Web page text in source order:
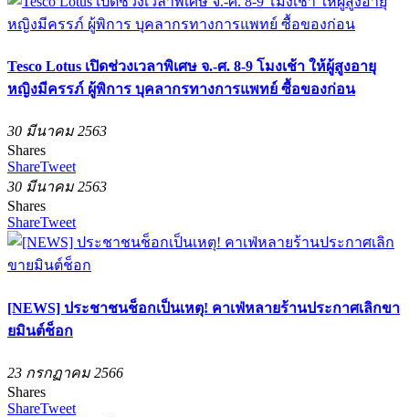
Tesco Lotus เปิดช่วงเวลาพิเศษ จ.-ศ. 8-9 โมงเช้า ให้ผู้สูงอายุ
หญิงมีครรภ์ ผู้พิการ บุคลากรทางการแพทย์ ซื้อของก่อน
30 มีนาคม 2563
Shares
ShareTweet
30 มีนาคม 2563
Shares
ShareTweet
[NEWS] ประชาชนช็อกเป็นเหตุ! คาเฟ่หลายร้านประกาศเลิกขา
ยมินต์ช็อก
23 กรกฏาคม 2566
Shares
ShareTweet